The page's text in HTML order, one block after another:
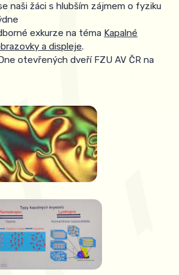
naši žáci s hlubším zájmem o fyziku
exkurze na téma Kapalné
a displeje.
otevřených dveří FZU AV ČR na